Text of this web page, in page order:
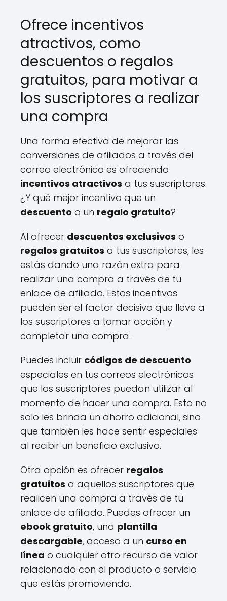
Ofrece incentivos
atractivos, como
descuentos o regalos
gratuitos, para motivar a
los suscriptores a realizar
una compra
Una forma efectiva de mejorar las
conversiones de afiliados a través del
correo electrónico es ofreciendo
incentivos atractivos a tus suscriptores.
¿Y qué mejor incentivo que un
descuento o un regalo gratuito?
Al ofrecer descuentos exclusivos o
regalos gratuitos a tus suscriptores, les
estás dando una razón extra para
realizar una compra a través de tu
enlace de afiliado. Estos incentivos
pueden ser el factor decisivo que lleve a
los suscriptores a tomar acción y
completar una compra.
Puedes incluir códigos de descuento
especiales en tus correos electrónicos
que los suscriptores puedan utilizar al
momento de hacer una compra. Esto no
solo les brinda un ahorro adicional, sino
que también les hace sentir especiales
al recibir un beneficio exclusivo.
Otra opción es ofrecer regalos
gratuitos a aquellos suscriptores que
realicen una compra a través de tu
enlace de afiliado. Puedes ofrecer un
ebook gratuito, una plantilla
descargable, acceso a un curso en
línea o cualquier otro recurso de valor
relacionado con el producto o servicio
que estás promoviendo.